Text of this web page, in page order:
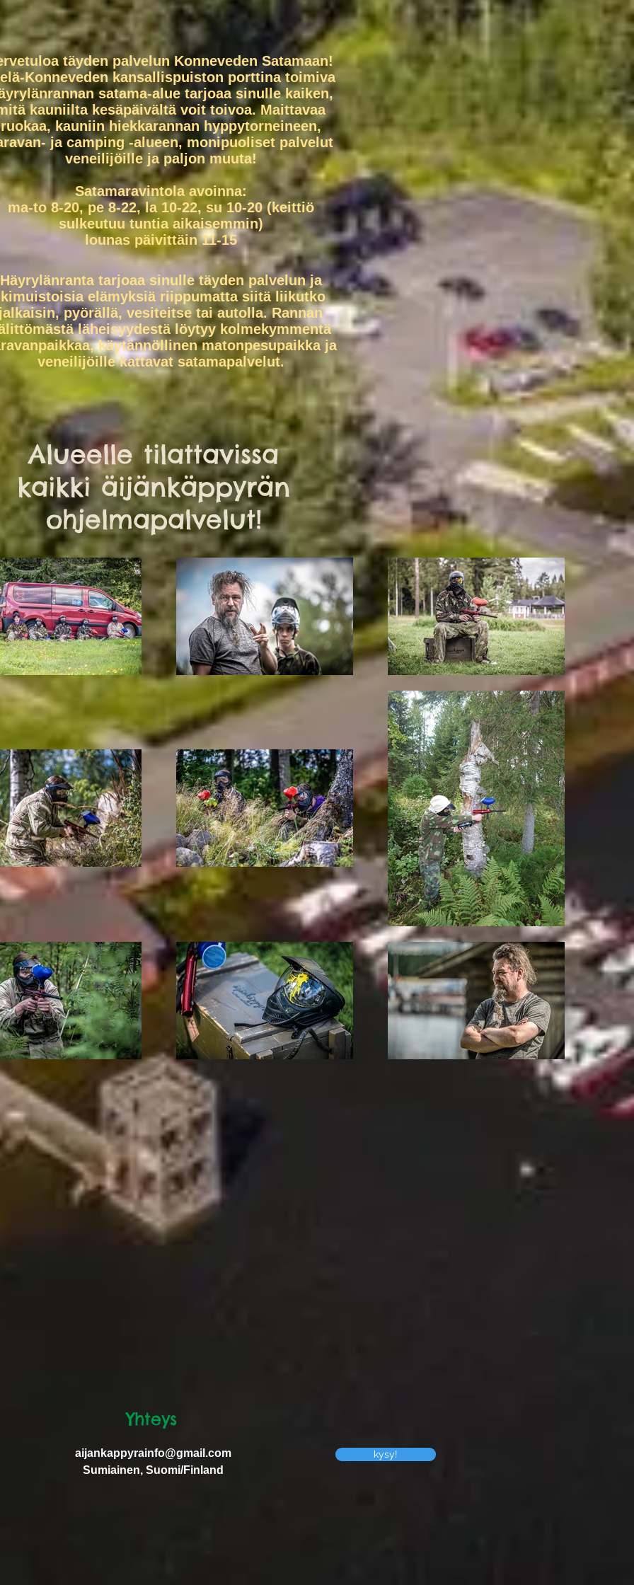
täyden palvelun Konneveden Satamaan!
Konneveden kansallispuiston porttina toimiva
satama-alue tarjoaa sinulle kaiken,
kauniilta kesäpäivältä voit toivoa. Maittavaa
ruokaa, kauniin hiekkarannan hyppytorneineen,
ja camping -alueen, monipuoliset palvelut
veneilijöille ja paljon muuta!
Satamaravintola avoinna:
ma-to 8-20, pe 8-22, la 10-22, su 10-20 (keittiö
sulkeutuu tuntia aikaisemmin)
lounas päivittäin 11-15
Häyrylänranta tarjoaa sinulle täyden palvelun ja
elämyksiä riippumatta siitä liikutko
pyörällä, vesiteitse tai autolla. Rannan
läheisyydestä löytyy kolmekymmentä
käytännöllinen matonpesupaikka ja
veneilijöille kattavat satamapalvelut.
Alueelle tilattavissa
kaikki äijänkäppyrän
ohjelmapalvelut!
Yhteys
aijankappyrainfo@gmail.com
Sumiainen, Suomi/Finland
kysy!